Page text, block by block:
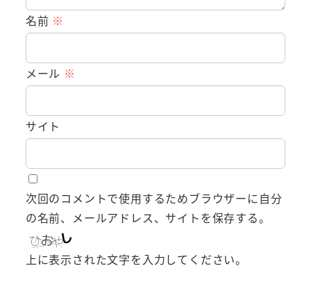
名前 ※
メール ※
サイト
次回のコメントで使用するためブラウザーに自分
の名前、メールアドレス、サイトを保存する。
上に表示された文字を入力してください。